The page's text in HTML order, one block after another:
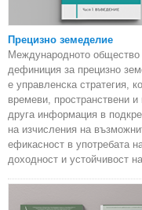
Прецизно земеделие
Международното общество
дефиниция за прецизно
е управленска стратегия,
времеви, пространствени
друга информация в
на изчисления на
ефикасност в употребата
доходност и устойчивост